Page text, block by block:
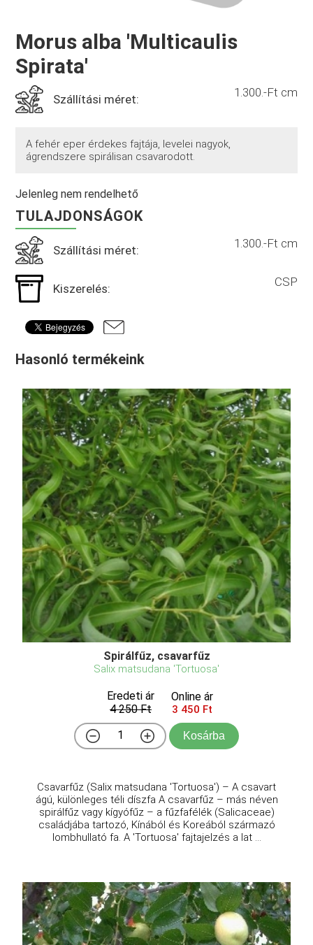
Morus alba 'Multicaulis
Spirata'
Szállítási méret: 1.300.-Ft cm
A fehér eper érdekes fajtája, levelei nagyok,
ágrendszere spirálisan csavarodott.
Jelenleg nem rendelhető
TULAJDONSÁGOK
Szállítási méret: 1.300.-Ft cm
Kiszerelés: CSP
Hasonló termékeink
Spirálfűz, csavarfűz
Salix matsudana 'Tortuosa'
Eredeti ár
4 250 Ft
Online ár
3 450 Ft
Kosárba
Csavarfűz (Salix matsudana 'Tortuosa') – A csavart
ágú, különleges téli díszfa A csavarfűz – más néven
spirálfűz vagy kígyófűz – a fűzfafélék (Salicaceae)
családjába tartozó, Kínából és Koreából származó
lombhullató fa. A 'Tortuosa' fajtajelzés a lat ...